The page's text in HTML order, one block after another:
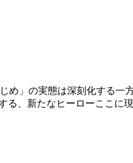
め」の実態は深刻化する
る、新たなヒーローここに現